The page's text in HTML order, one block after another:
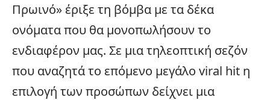
Πρωινό» έριξε τη βόμβα με τα δέκα
ονόματα που θα μονοπωλήσουν το
ενδιαφέρον μας. Σε μια τηλεοπτική σεζόν
που αναζητά το επόμενο μεγάλο viral hit η
επιλογή των προσώπων δείχνει μια